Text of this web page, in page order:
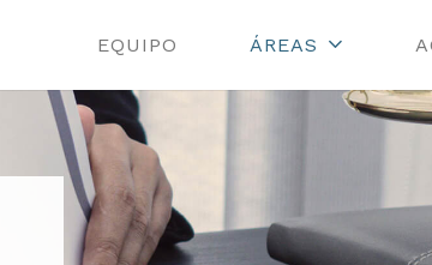
EQUIPO ÁREAS